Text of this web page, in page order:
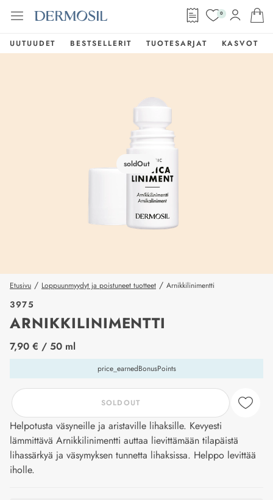
0
UUTUUDET BESTSELLERIT TUOTESARJAT KASVOT
soldOut
Etusivu / Loppuunmyydyt ja poistuneet tuotteet / Arnikkilinimentti
3975
ARNIKKILINIMENTTI
price_label
7,90 € / 50 ml
price_earnedBonusPoints
SOLDOUT
Helpotusta väsyneille ja aristaville lihaksille. Kevyesti
lämmittävä Arnikkilinimentti auttaa lievittämään tilapäistä
lihassärkyä ja väsymyksen tunnetta lihaksissa. Helppo levittää
iholle.